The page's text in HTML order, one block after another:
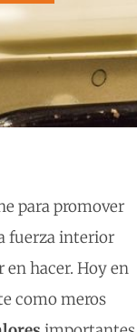
para promover
fuerza interior
hacer. Hoy en
como meros